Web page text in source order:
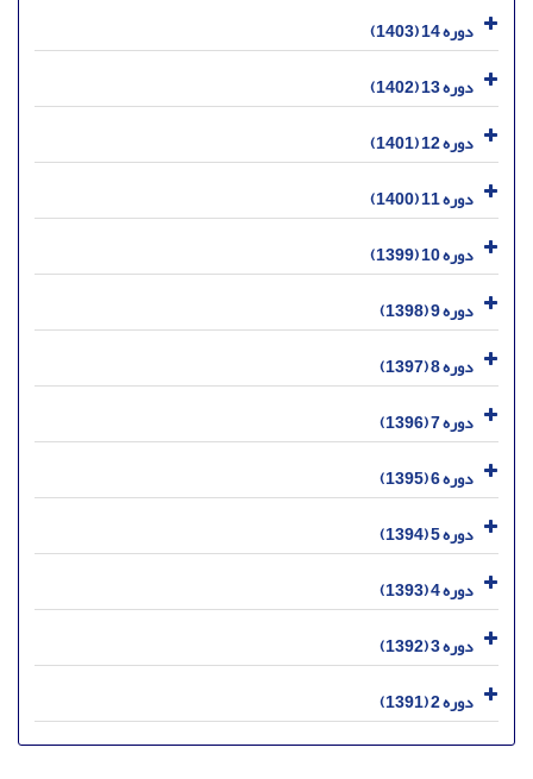
دوره 14 (1403)
دوره 13 (1402)
دوره 12 (1401)
دوره 11 (1400)
دوره 10 (1399)
دوره 9 (1398)
دوره 8 (1397)
دوره 7 (1396)
دوره 6 (1395)
دوره 5 (1394)
دوره 4 (1393)
دوره 3 (1392)
دوره 2 (1391)